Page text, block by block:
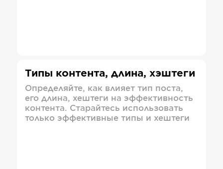
Типы контента, длина, хэштеги
Определяйте, как влияет тип поста,
его длина, хештеги на эффективность
контента. Старайтесь использовать
только эффективные типы и хештеги